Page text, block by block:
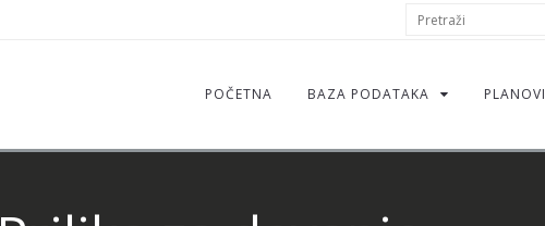
Search
form
POČETNA BAZA PODATAKA PLANOVI